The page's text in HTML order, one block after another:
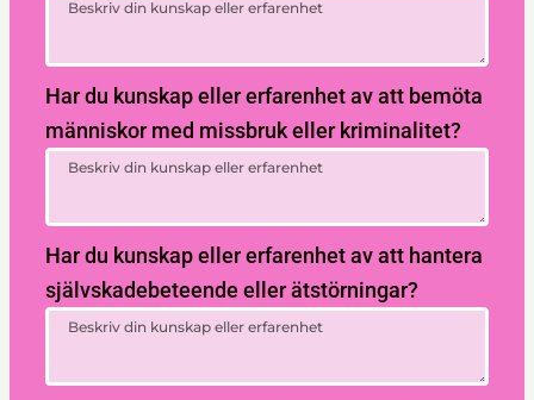
Har du kunskap eller erfarenhet av att bemöta
människor med missbruk eller kriminalitet?
Har du kunskap eller erfarenhet av att hantera
självskadebeteende eller ätstörningar?